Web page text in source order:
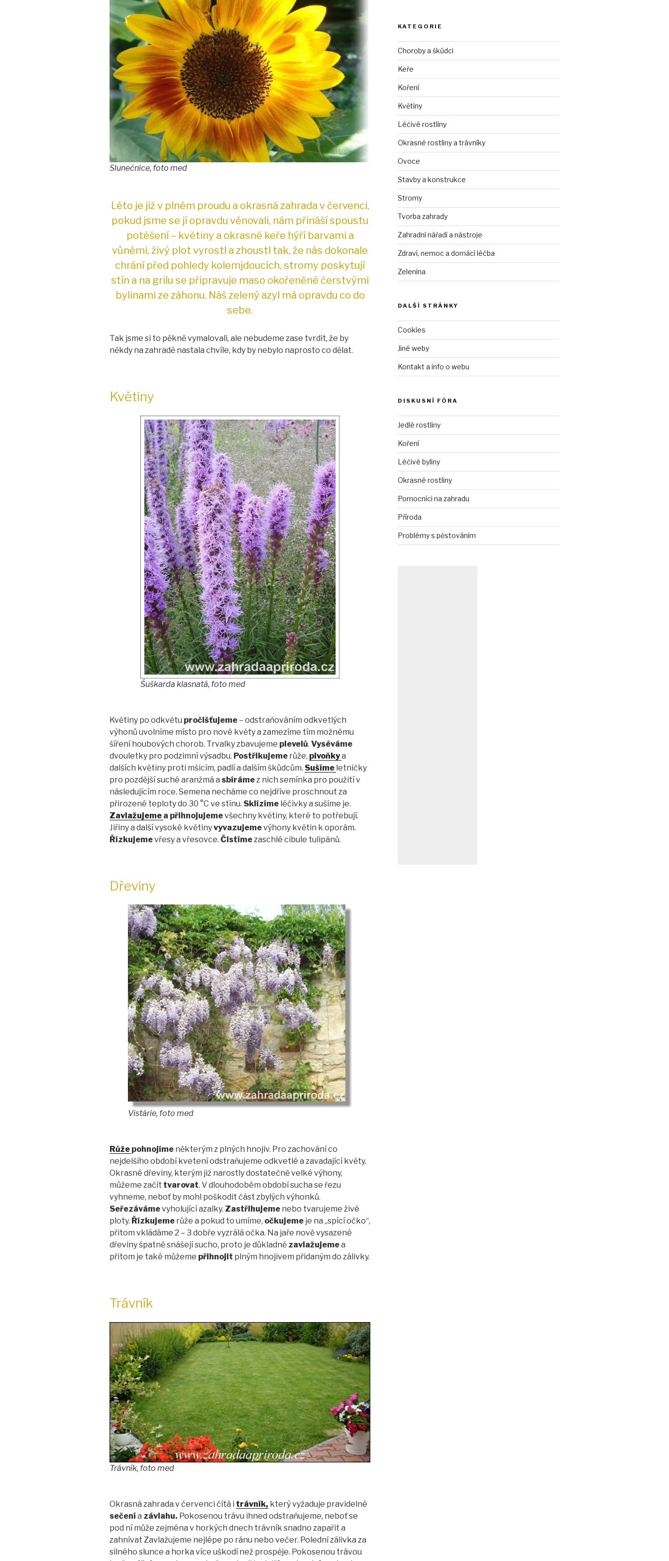
Slunečnice, foto med
Léto je již v plném proudu a okrasná zahrada v červenci,
pokud jsme se jí opravdu věnovali, nám přináší spoustu
potěšení – květiny a okrasné keře hýří barvami a
vůněmi, živý plot vyrostl a zhoustl tak, že nás dokonale
chrání před pohledy kolemjdoucích, stromy poskytují
stín a na grilu se připravuje maso okořeněné čerstvými
bylinami ze záhonu. Náš zelený azyl má opravdu co do
sebe.
Tak jsme si to pěkně vymalovali, ale nebudeme zase tvrdit, že by
někdy na zahradě nastala chvíle, kdy by nebylo naprosto co dělat.
Květiny
Šuškarda klasnatá, foto med
Květiny po odkvětu pročišťujeme – odstraňováním odkvetlých
výhonů uvolníme místo pro nové květy a zamezíme tím možnému
šíření houbových chorob. Trvalky zbavujeme plevelů. Vyséváme
dvouletky pro podzimní výsadbu. Postřikujeme růže, pivoňkya
dalších květiny proti mšicím, padlí a dalším škůdcům. Sušíme letničky
pro pozdější suché aranžmá a sbírámez nich semínka pro použití v
následujícím roce. Semena necháme co nejdříve proschnout za
přirozené teploty do 30 °C ve stínu. Sklízíme léčivky a sušíme je.
Zavlažujeme a přihnojujemevšechny květiny, které to potřebují.
Jiřiny a další vysoké květinyvyvazujemevýhony květin k oporám.
Řízkujemevřesy a vřesovce. Čistímezaschlé cibule tulipánů.
Dřeviny
Vistárie, foto med
Růže pohnojíme některým z plných hnojiv. Pro zachování co
nejdelšího období kvetení odstraňujeme odkvetlé a zavadající květy.
Okrasné dřeviny, kterým již narostly dostatečně velké výhony,
můžeme začít tvarovat. V dlouhodobém období sucha se řezu
vyhneme, neboť by mohl poškodit část zbylých výhonků.
Seřezávámevyholující azalky. Zastřihujeme nebo tvarujeme živé
ploty. Řízkujeme růže a pokud to umíme, očkujeme je na „spící očko“,
přitom vkládáme 2 – 3 dobře vyzrálá očka. Na jaře nově vysazené
dřeviny špatně snášejí sucho, proto je důkladně zavlažujemea
přitom je také můžeme přihnojit plným hnojivem přidaným do zálivky.
Trávník
Trávník, foto med
Okrasná zahrada v červenci čítá i trávník, který vyžaduje pravidelné
sečenía závlahu. Pokosenou trávu ihned odstraňujeme, neboť se
pod ní může zejména v horkých dnech trávník snadno zapařit a
zahnívat Zavlažujeme nejlépe po ránu nebo večer. Polední zálivka za
silného slunce a horka více uškodí než prospěje. Pokosenou trávou
KATEGORIE
Choroby a škůdci
Keře
Koření
Květiny
Léčivé rostliny
Okrasné rostliny a trávníky
Ovoce
Stavby a konstrukce
Stromy
Tvorba zahrady
Zahradní nářadí a nástroje
Zdraví, nemoc a domácí léčba
Zelenina
DALŠÍ STRÁNKY
Cookies
Jiné weby
Kontakt a info o webu
DISKUSNÍ FÓRA
Jedlé rostliny
Koření
Léčivé byliny
Okrasné rostliny
Pomocníci na zahradu
Příroda
Problémy s pěstováním